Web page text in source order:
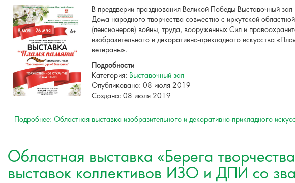
В преддверии празднования Великой Победы Выставочный
Дома народного творчества совместно с иркутской
(пенсионеров) войны, труда, вооруженных Сил и
изобразительного и декоративно-прикладного искусства
ветераны».
Подробности
Категория: Выставочный зал
Опубликовано: 08 июля 2019
Создано: 08 июля 2019
Подробнее: Областная выставка изобразительного и декоративно-прикладного
Областная выставка «Берега
выставок коллективов ИЗО и ДПИ со